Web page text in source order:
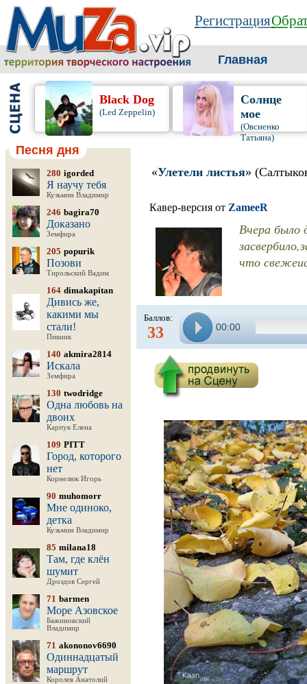
Регистрация
Главная
Black Dog
(Led Zeppelin)
Солнце
мое
(Овсиенко
Татьяна)
Песня дня
280 igorded
Я научу тебя
Кузьмин Владимир
246 bagira70
Доказано
Земфира
205 popurik
Позови
Тирольский Вадим
164 dimakapitan
Дивись же,
какими мы
стали!
Пикник
140 akmira2814
Искала
Земфира
130 twodridge
Одна любовь на
двоих
Карпук Елена
109 PITT
Город, которого
нет
Корнелюк Игорь
90 muhomorr
Мне одиноко,
детка
Кузьмин Владимир
85 milana18
Там, где клён
шумит
Дроздов Сергей
71 barmen
Море Азовское
Бажиновский
Владимир
71 akononov6690
Одиннадцатый
маршрут
Королев Анатолий
«Улетели листья»
Кавер-версия от ZameeR
Вчера было
что
Баллов:
33 00:00